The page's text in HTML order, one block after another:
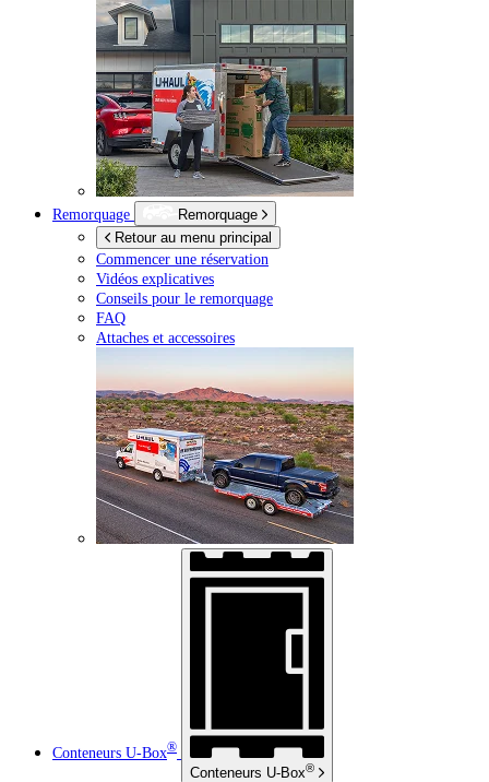
Remorquage
Remorquage
Retour au menu principal
Commencer une réservation
Vidéos explicatives
Conseils pour le remorquage
FAQ
Attaches et accessoires
Conteneurs U-Box®
Conteneurs U-Box®